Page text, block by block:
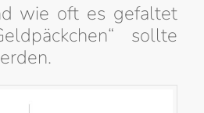
wie oft es gefaltet
sollte